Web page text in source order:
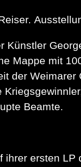
Künstler
Mappe mit
der
Beamte.
ersten LP